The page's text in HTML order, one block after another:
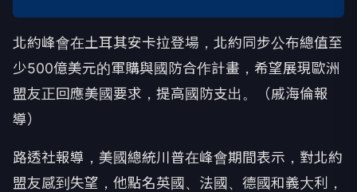
北約峰會在土耳其安卡拉登場，北約同步公布總值至
少500億美元的軍購與國防合作計畫，希望展現歐洲
盟友正回應美國要求，提高國防支出。（戚海倫報
導）
路透社報導，美國總統川普在峰會期間表示，對北約
盟友感到失望，他點名英國、法國、德國和義大利，